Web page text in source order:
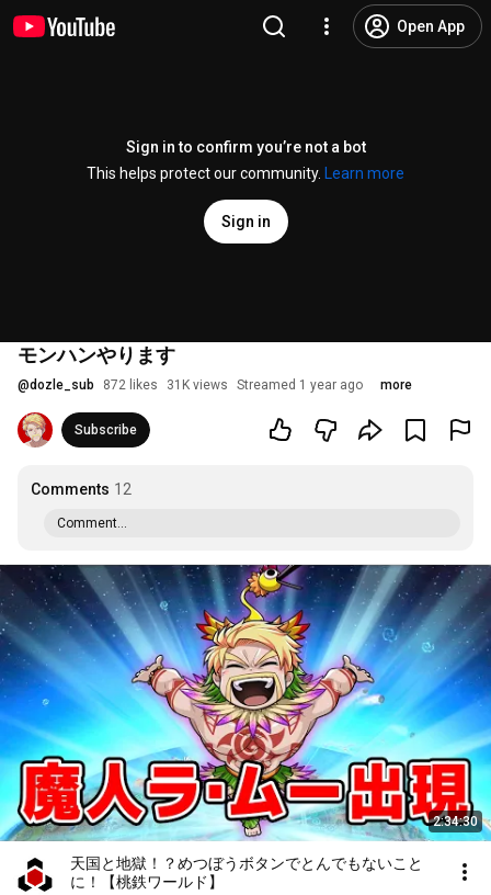
Open App
Sign in to confirm you’re not a bot
This helps protect our community.
Learn more
Sign in
モンハンやります
@dozle_sub 872 likes 31K views Streamed 1 year ago more
Subscribe
Comments 12
Comment...
2:34:30
天国と地獄！？めつぼうボタンでとんでもないこと
に！【桃鉄ワールド】